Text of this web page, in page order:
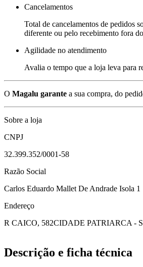
Cancelamentos
Total de cancelamentos de pedidos
diferente ou pelo recebimento fora
Agilidade no atendimento
Avalia o tempo que a loja leva para
O Magalu garante a sua compra, do
Sobre a loja
CNPJ
32.399.352/0001-58
Razão Social
Carlos Eduardo Mallet De Andrade Isola 1
Endereço
R CAICO, 582CIDADE PATRIARCA -
Descrição e ficha técnica